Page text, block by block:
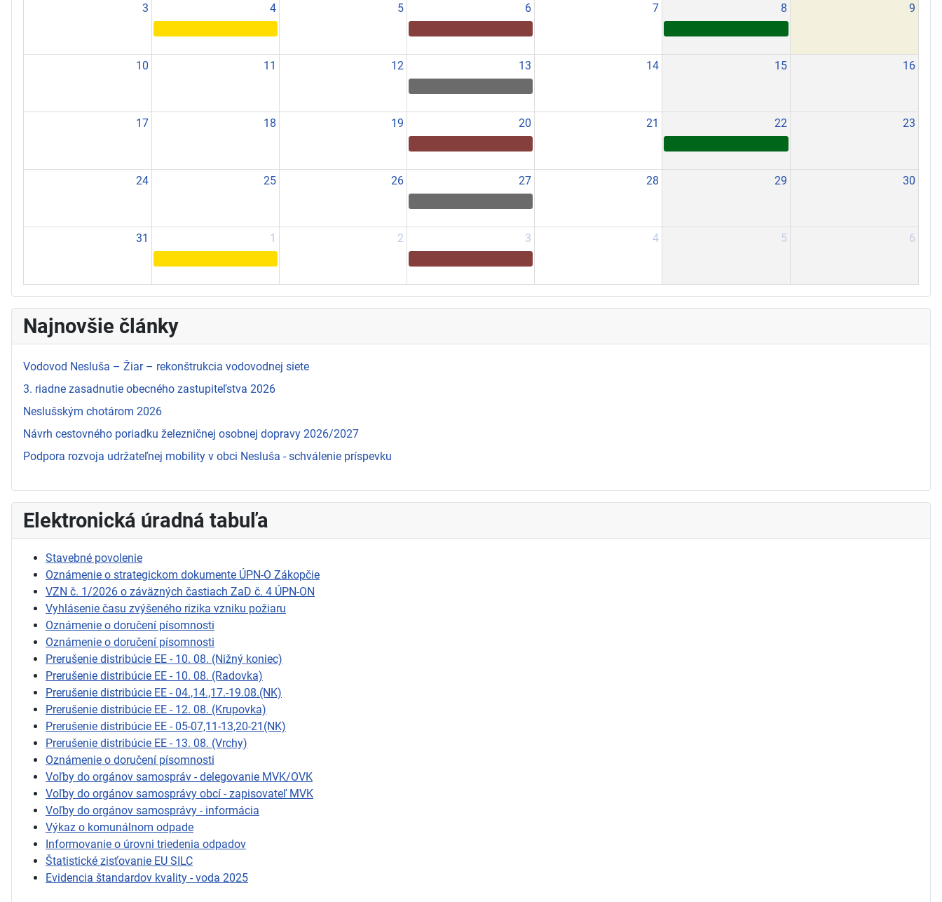
3 4 5 6 7 8 9
10 11 12 13 14 15 16
17 18 19 20 21 22 23
24 25 26 27 28 29 30
31 1 2 3 4 5 6
Najnovšie články
Vodovod Nesluša – Žiar – rekonštrukcia vodovodnej siete
3. riadne zasadnutie obecného zastupiteľstva 2026
Neslušským chotárom 2026
Návrh cestovného poriadku železničnej osobnej dopravy 2026/2027
Podpora rozvoja udržateľnej mobility v obci Nesluša - schválenie príspevku
Elektronická úradná tabuľa
Stavebné povolenie
Oznámenie o strategickom dokumente ÚPN-O Zákopčie
VZN č. 1/2026 o záväzných častiach ZaD č. 4 ÚPN-ON
Vyhlásenie času zvýšeného rizika vzniku požiaru
Oznámenie o doručení písomnosti
Oznámenie o doručení písomnosti
Prerušenie distribúcie EE - 10. 08. (Nižný koniec)
Prerušenie distribúcie EE - 10. 08. (Radovka)
Prerušenie distribúcie EE - 04.,14.,17.-19.08.(NK)
Prerušenie distribúcie EE - 12. 08. (Krupovka)
Prerušenie distribúcie EE - 05-07,11-13,20-21(NK)
Prerušenie distribúcie EE - 13. 08. (Vrchy)
Oznámenie o doručení písomnosti
Voľby do orgánov samospráv - delegovanie MVK/OVK
Voľby do orgánov samosprávy obcí - zapisovateľ MVK
Voľby do orgánov samosprávy - informácia
Výkaz o komunálnom odpade
Informovanie o úrovni triedenia odpadov
Štatistické zisťovanie EU SILC
Evidencia štandardov kvality - voda 2025